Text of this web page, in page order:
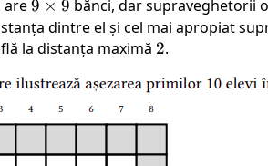
are9
\times
9
9 × 9 bănci, dar supraveghetorii
dintre el și cel mai apropiat
la distanța maximă 2
2.